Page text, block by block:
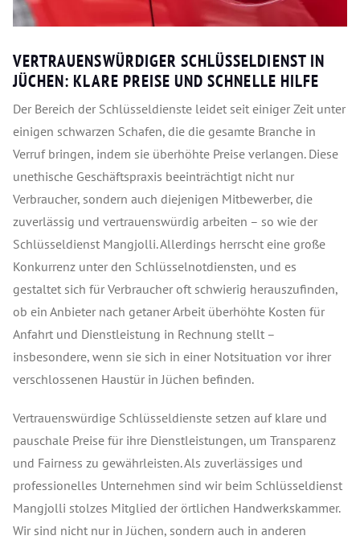
VERTRAUENSWÜRDIGER SCHLÜSSELDIENST IN
JÜCHEN: KLARE PREISE UND SCHNELLE HILFE
Der Bereich der Schlüsseldienste leidet seit einiger Zeit unter
einigen schwarzen Schafen, die die gesamte Branche in
Verruf bringen, indem sie überhöhte Preise verlangen. Diese
unethische Geschäftspraxis beeinträchtigt nicht nur
Verbraucher, sondern auch diejenigen Mitbewerber, die
zuverlässig und vertrauenswürdig arbeiten – so wie der
Schlüsseldienst Mangjolli. Allerdings herrscht eine große
Konkurrenz unter den Schlüsselnotdiensten, und es
gestaltet sich für Verbraucher oft schwierig herauszufinden,
ob ein Anbieter nach getaner Arbeit überhöhte Kosten für
Anfahrt und Dienstleistung in Rechnung stellt –
insbesondere, wenn sie sich in einer Notsituation vor ihrer
verschlossenen Haustür in Jüchen befinden.
Vertrauenswürdige Schlüsseldienste setzen auf klare und
pauschale Preise für ihre Dienstleistungen, um Transparenz
und Fairness zu gewährleisten. Als zuverlässiges und
professionelles Unternehmen sind wir beim Schlüsseldienst
Mangjolli stolzes Mitglied der örtlichen Handwerkskammer.
Wir sind nicht nur in Jüchen, sondern auch in anderen